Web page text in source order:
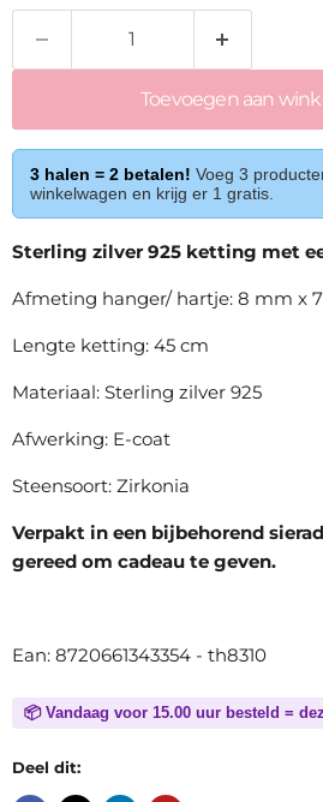
Toevoegen aan
3 halen = 2 betalen! Voeg 3
winkelwagen en krijg er 1 gratis.
Sterling zilver 925 ketting met
Afmeting hanger/ hartje: 8 mm x
Lengte ketting: 45 cm
Materiaal: Sterling zilver 925
Afwerking: E-coat
Steensoort: Zirkonia
Verpakt in een bijbehorend
gereed om cadeau te geven.
Ean: 8720661343354 - th8310
📦 Vandaag voor 15.00 uur besteld =
Deel dit: